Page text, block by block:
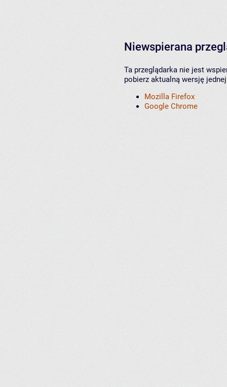
Niewspierana
Ta przeglądarka nie jest
pobierz aktualną wersję
Mozilla Firefox
Google Chrome